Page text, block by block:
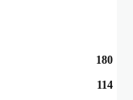
180
114